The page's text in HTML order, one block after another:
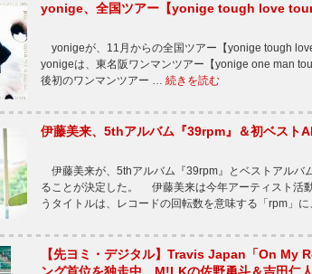
yonige、全国ツアー【yonige tough love
yonigeが、11月からの全国ツアー【yonige tough
yonigeは、東名阪ワンマンツアー【yonige one man
後初のワンマンツアー … 続きを読む
伊藤美来、5thアルバム『39rpm』＆初ベスト
伊藤美来が、5thアルバム『39rpm』とベストアルバ
ることが決定した。 伊藤美来は今年アーティスト活
うタイトルは、レコードの回転数を意味する「rpm」
【先ヨミ・デジタル】Travis Japan「On My